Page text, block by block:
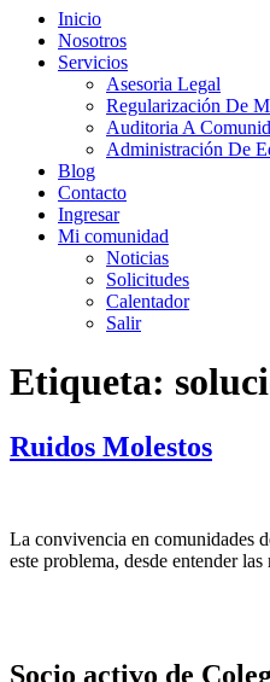
Inicio
Nosotros
Servicios
Asesoria Legal
Regularización De
Auditoria A
Administración De
Blog
Contacto
Ingresar
Mi comunidad
Noticias
Solicitudes
Calentador
Salir
Etiqueta:
Ruidos Molestos
La convivencia en comunidades
este problema, desde entender
Socio activo de